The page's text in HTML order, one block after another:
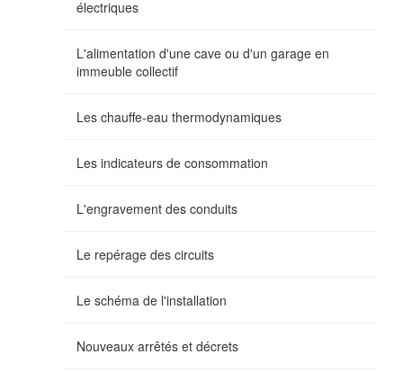
électriques
L'alimentation d'une cave ou d'un garage en
immeuble collectif
Les chauffe-eau thermodynamiques
Les indicateurs de consommation
L'engravement des conduits
Le repérage des circuits
Le schéma de l'installation
Nouveaux arrêtés et décrets